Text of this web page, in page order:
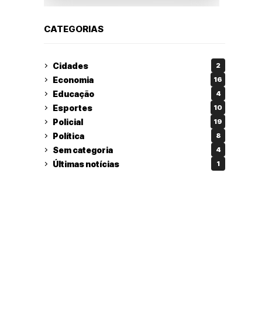
CATEGORIAS
Cidades 2
Economia 16
Educação 4
Esportes 10
Policial 19
Política 8
Sem categoria 4
Últimas notícias 1